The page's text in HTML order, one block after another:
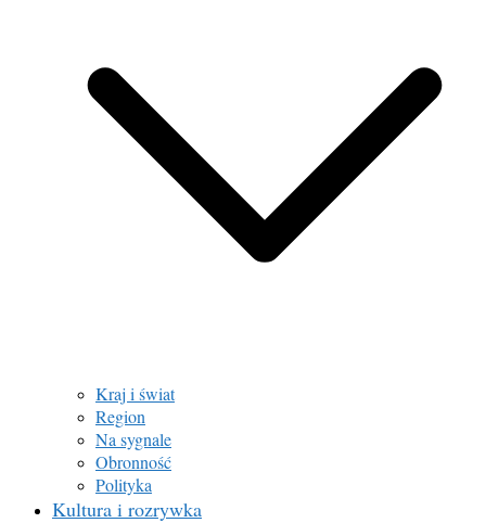
Kraj i świat
Region
Na sygnale
Obronność
Polityka
Kultura i rozrywka